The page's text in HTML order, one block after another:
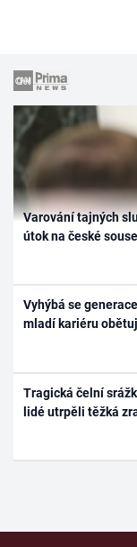
Varování tajných
útok na české
Vyhýbá se
mladí kariéru
Tragická čelní
lidé utrpěli těžká